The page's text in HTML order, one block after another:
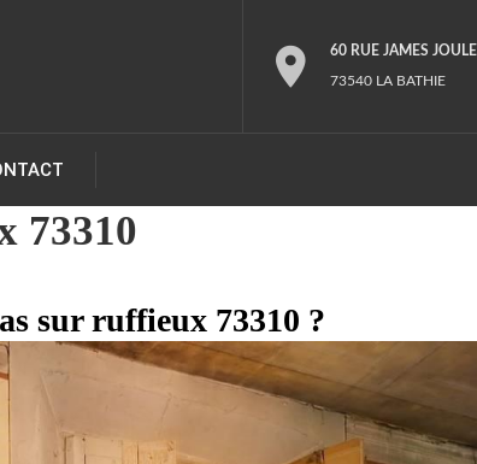
60 RUE JAMES JOULE
73540 LA BATHIE
73310
sur ruffieux 73310 ?